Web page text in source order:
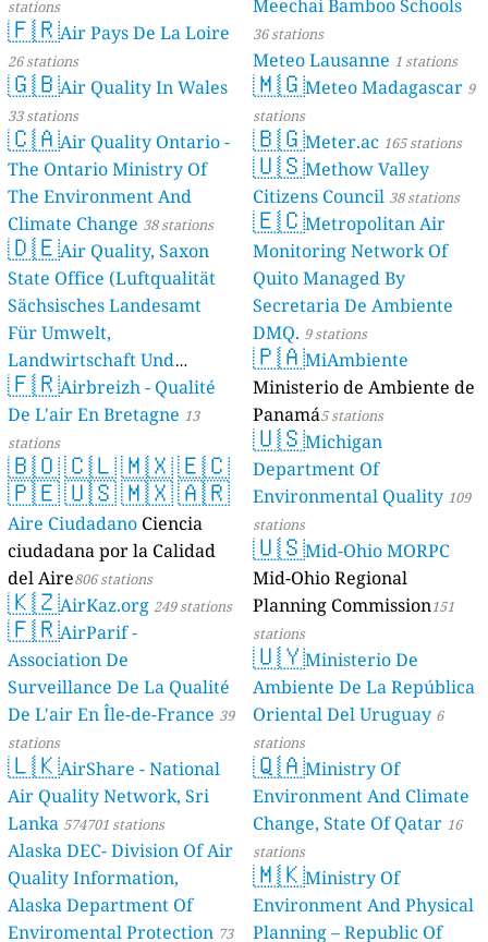
stations
🇫🇷Air Pays De La Loire
26 stations
🇬🇧Air Quality In Wales
33 stations
🇨🇦Air Quality Ontario -
The Ontario Ministry Of
The Environment And
Climate Change 38 stations
🇩🇪Air Quality, Saxon
State Office (Luftqualität
Sächsisches Landesamt
Für Umwelt,
Landwirtschaft Und
Geologie) 50 stations
🇫🇷Airbreizh - Qualité
De L'air En Bretagne 13
stations
🇧🇴🇨🇱🇲🇽🇪🇨
🇵🇪🇺🇸🇲🇽🇦🇷
Aire Ciudadano Ciencia
ciudadana por la Calidad
del Aire806 stations
🇰🇿AirKaz.org 249 stations
🇫🇷AirParif -
Association De
Surveillance De La Qualité
De L'air En Île-de-France 39
stations
🇱🇰AirShare - National
Air Quality Network, Sri
Lanka 574701 stations
Alaska DEC- Division Of Air
Quality Information,
Alaska Department Of
Enviromental Protection 73
Meechai Bamboo Schools
36 stations
Meteo Lausanne 1 stations
🇲🇬Meteo Madagascar 9
stations
🇧🇬Meter.ac 165 stations
🇺🇸Methow Valley
Citizens Council 38 stations
🇪🇨Metropolitan Air
Monitoring Network Of
Quito Managed By
Secretaria De Ambiente
DMQ. 9 stations
🇵🇦MiAmbiente
Ministerio de Ambiente de
Panamá5 stations
🇺🇸Michigan
Department Of
Environmental Quality 109
stations
🇺🇸Mid-Ohio MORPC
Mid-Ohio Regional
Planning Commission151
stations
🇺🇾Ministerio De
Ambiente De La República
Oriental Del Uruguay 6
stations
🇶🇦Ministry Of
Environment And Climate
Change, State Of Qatar 16
stations
🇲🇰Ministry Of
Environment And Physical
Planning – Republic Of